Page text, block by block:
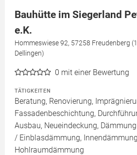
Bauhütte im Siegerland
e.K.
Hommeswiese 92, 57258 Freudenberg
Dellingen)
0 mit einer Bewertung
TÄTIGKEITEN
Beratung, Renovierung,
Fassadenbeschichtung,
Ausbau, Neueindeckung,
/ Einblasdämmung,
Hohlraumdämmung